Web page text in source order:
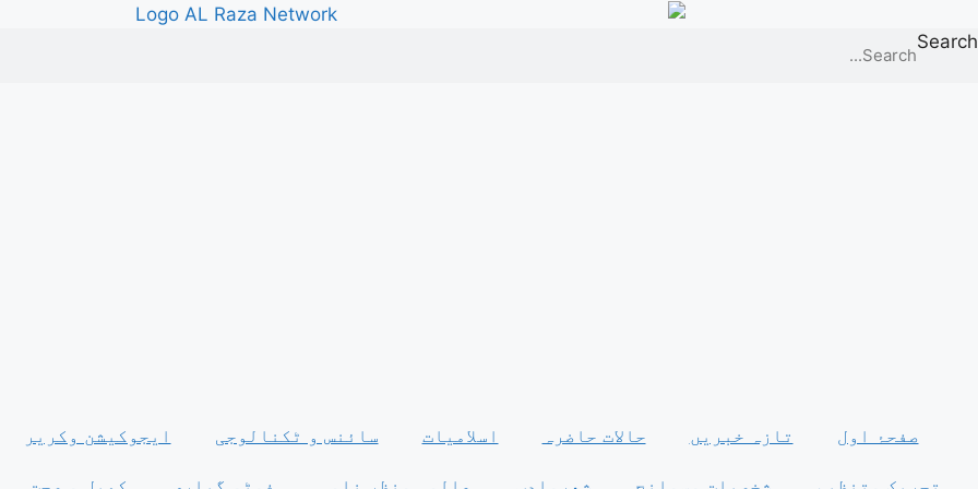
to
content
Search
صفحۂ اول تازہ خبریں حالات حاضرہ اسلامیات سائنس و ٹکنالوجی ایجوکیشن وکریر